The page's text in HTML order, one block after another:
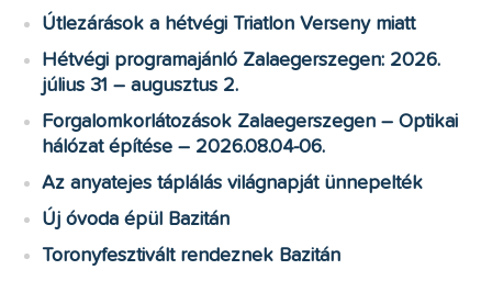
Útlezárások a hétvégi Triatlon Verseny miatt
Hétvégi programajánló Zalaegerszegen: 2026.
július 31 – augusztus 2.
Forgalomkorlátozások Zalaegerszegen – Optikai
hálózat építése – 2026.08.04-06.
Az anyatejes táplálás világnapját ünnepelték
Új óvoda épül Bazitán
Toronyfesztivált rendeznek Bazitán